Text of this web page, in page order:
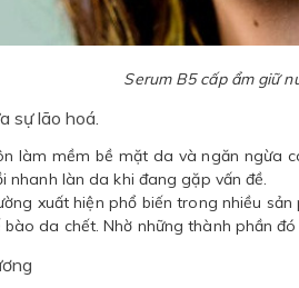
Serum B5 cấp ẩm giữ
sự lão hoá.
làm mềm bề mặt da và ngăn ngừa
nhanh làn da khi đang gặp vấn đề.
xuất hiện phổ biến trong nhiều
da chết. Nhờ những thành phần